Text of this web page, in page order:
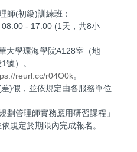
初級)訓練班：
- 17:00 (1天，共8小
學環海學院A128室（地
號）。
reurl.cc/r04O0k。
假，並依規定由各服務單位
管理師實務應用研習課程」
規定於期限內完成報名。